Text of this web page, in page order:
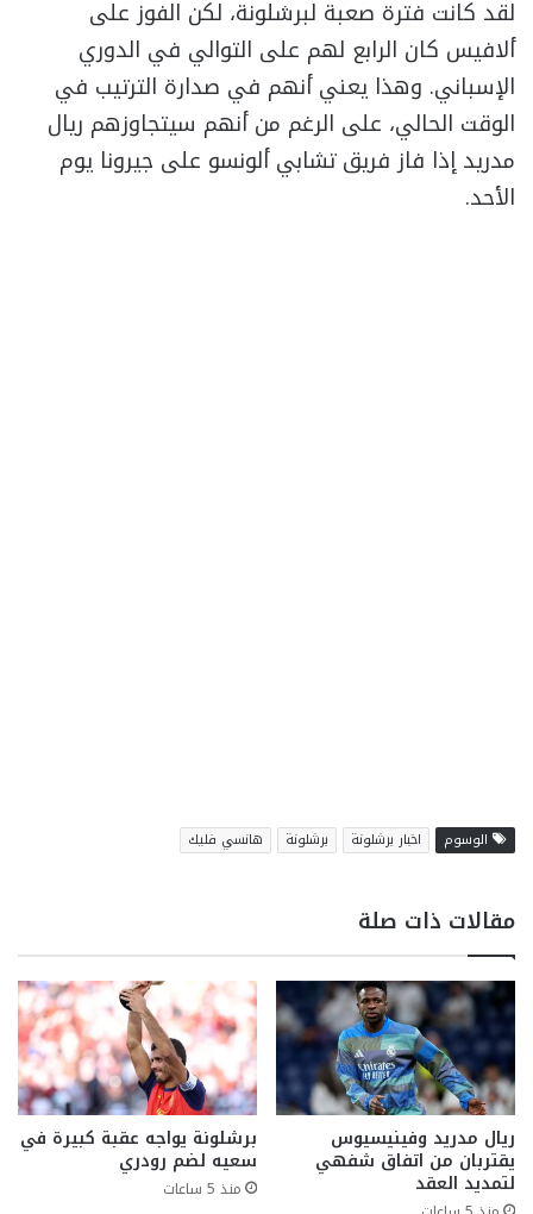
لقد كانت فترة صعبة لبرشلونة، لكن الفوز على
ألافيس كان الرابع لهم على التوالي في الدوري
الإسباني. وهذا يعني أنهم في صدارة الترتيب في
الوقت الحالي، على الرغم من أنهم سيتجاوزهم ريال
مدريد إذا فاز فريق تشابي ألونسو على جيرونا يوم
الأحد.
الوسوم اخبار برشلونة برشلونة هانسي فليك
مقالات ذات صلة
ريال مدريد وفينيسيوس
يقتربان من اتفاق شفهي
لتمديد العقد
برشلونة يواجه عقبة كبيرة في
سعيه لضم رودري
منذ 5 ساعات